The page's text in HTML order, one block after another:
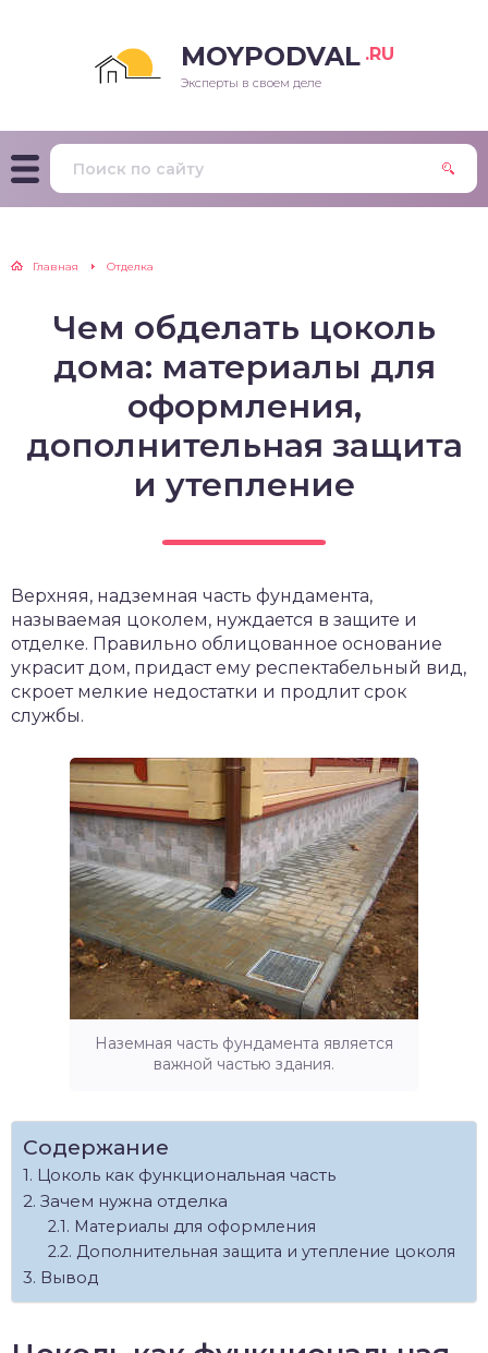
MOYPODVAL .RU
Эксперты в своем деле
Главная Отделка
Чем обделать цоколь
дома: материалы для
оформления,
дополнительная защита
и утепление
Верхняя, надземная часть фундамента,
называемая цоколем, нуждается в защите и
отделке. Правильно облицованное основание
украсит дом, придаст ему респектабельный вид,
скроет мелкие недостатки и продлит срок
службы.
Наземная часть фундамента является
важной частью здания.
Содержание
Цоколь как функциональная часть
Зачем нужна отделка
Материалы для оформления
Дополнительная защита и утепление цоколя
Вывод